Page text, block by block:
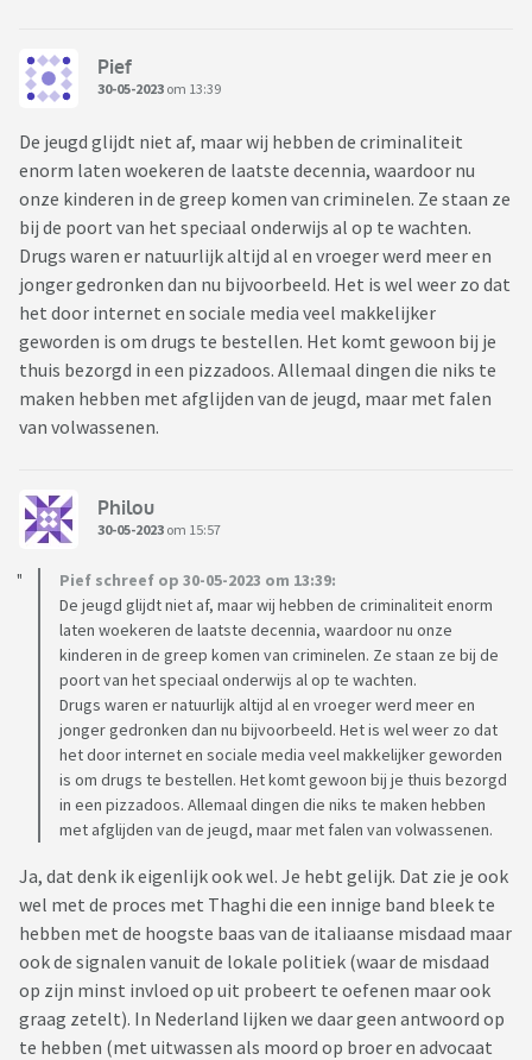
Pief
30-05-2023 om 13:39
De jeugd glijdt niet af, maar wij hebben de criminaliteit
enorm laten woekeren de laatste decennia, waardoor nu
onze kinderen in de greep komen van criminelen. Ze staan ze
bij de poort van het speciaal onderwijs al op te wachten.
Drugs waren er natuurlijk altijd al en vroeger werd meer en
jonger gedronken dan nu bijvoorbeeld. Het is wel weer zo dat
het door internet en sociale media veel makkelijker
geworden is om drugs te bestellen. Het komt gewoon bij je
thuis bezorgd in een pizzadoos. Allemaal dingen die niks te
maken hebben met afglijden van de jeugd, maar met falen
van volwassenen.
Philou
30-05-2023 om 15:57
Pief schreef op 30-05-2023 om 13:39:
De jeugd glijdt niet af, maar wij hebben de criminaliteit enorm
laten woekeren de laatste decennia, waardoor nu onze
kinderen in de greep komen van criminelen. Ze staan ze bij de
poort van het speciaal onderwijs al op te wachten.
Drugs waren er natuurlijk altijd al en vroeger werd meer en
jonger gedronken dan nu bijvoorbeeld. Het is wel weer zo dat
het door internet en sociale media veel makkelijker geworden
is om drugs te bestellen. Het komt gewoon bij je thuis bezorgd
in een pizzadoos. Allemaal dingen die niks te maken hebben
met afglijden van de jeugd, maar met falen van volwassenen.
Ja, dat denk ik eigenlijk ook wel. Je hebt gelijk. Dat zie je ook
wel met de proces met Thaghi die een innige band bleek te
hebben met de hoogste baas van de italiaanse misdaad maar
ook de signalen vanuit de lokale politiek (waar de misdaad
op zijn minst invloed op uit probeert te oefenen maar ook
graag zetelt). In Nederland lijken we daar geen antwoord op
te hebben (met uitwassen als moord op broer en advocaat